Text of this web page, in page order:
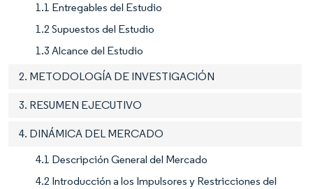
1.1 Entregables del Estudio
1.2 Supuestos del Estudio
1.3 Alcance del Estudio
2. METODOLOGÍA DE INVESTIGACIÓN
3. RESUMEN EJECUTIVO
4. DINÁMICA DEL MERCADO
4.1 Descripción General del Mercado
4.2 Introducción a los Impulsores y Restricciones del